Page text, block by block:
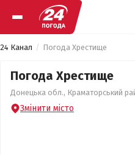
24 Канал Погода Хрестище
Погода Хрестище
Донецька обл., Краматорський
Змінити місто